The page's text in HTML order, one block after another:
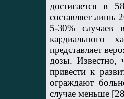
достигается в
составляет лишь
5-30% случаев
кардиального
представляет
дозы.
привести к
ограждают
случае меньше